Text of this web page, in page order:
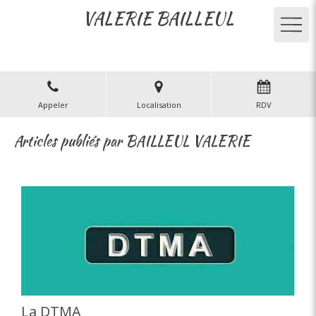
VALERIE BAILLEUL
Appeler Localisation RDV
Articles publiés par BAILLEUL VALERIE
La DTMA